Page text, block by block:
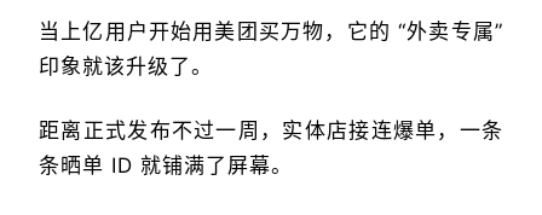
当上亿用户开始用美团买万物，它的 “外卖专属”
印象就该升级了。
距离正式发布不过一周，实体店接连爆单，一条
条晒单 ID 就铺满了屏幕。